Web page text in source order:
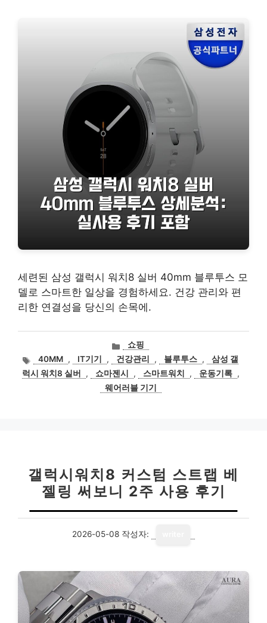
세련된 삼성 갤럭시 워치8 실버 40mm 블루투스 모
델로 스마트한 일상을 경험하세요. 건강 관리와 편
리한 연결성을 당신의 손목에.
카
테
고
리
쇼핑
태
그
40MM , IT기기 , 건강관리 , 블루투스 ,
삼성 갤
럭시 워치8 실버
, 쇼마젠시 , 스마트워치 , 운동기록 ,
웨어러블 기기
갤럭시워치8 커스텀 스트랩 베
젤링 써보니 2주 사용 후기
2026-05-08 작성자: